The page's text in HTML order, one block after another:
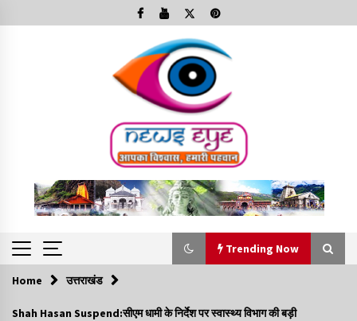
to
Trending Now
Trending Now
Home उत्तराखंड
Shah Hasan Suspend:सीएम धामी के निर्देश पर स्वास्थ्य विभाग की बड़ी